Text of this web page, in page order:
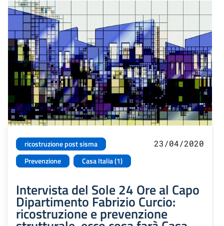
ricostruzione post sisma
Prevenzione
Casa Italia (1)
23/04/2020
Intervista del Sole 24 Ore al Capo
Dipartimento Fabrizio Curcio:
ricostruzione e prevenzione